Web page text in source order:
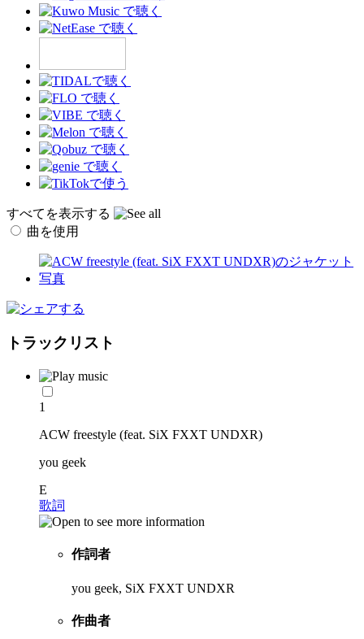
すべてを表示する
曲を使用
トラックリスト
1
ACW freestyle (feat. SiX FXXT UNDXR)
you geek
E
歌詞
作詞者
you geek, SiX FXXT UNDXR
作曲者